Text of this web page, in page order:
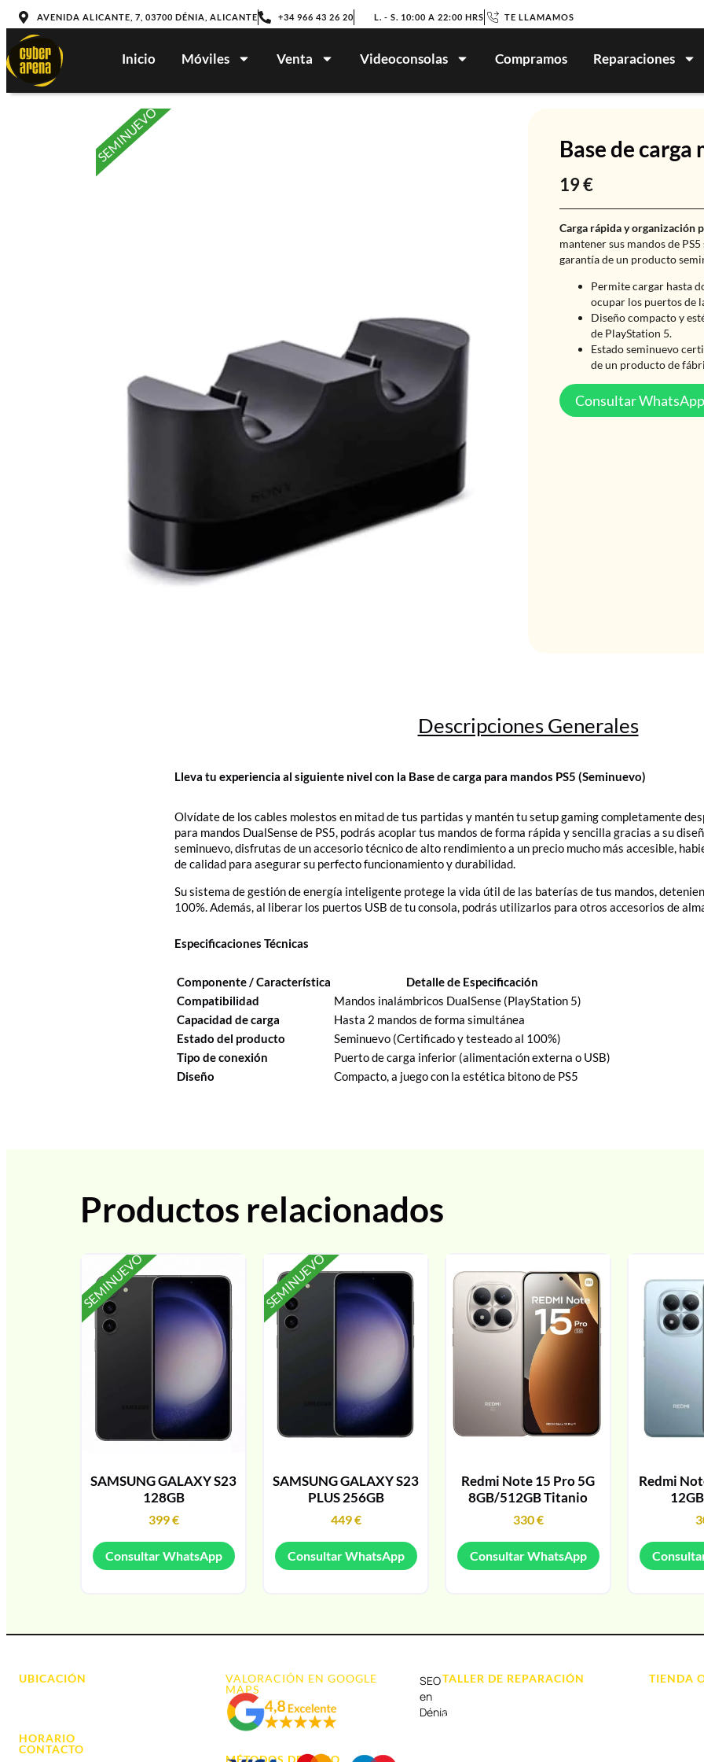
AVENIDA ALICANTE, 7, 03700 DÉNIA, ALICANTE +34 966 43 26 20 L. - S. 10:00 A 22:00 HRS TE LLAMAMOS
Inicio Móviles Venta Videoconsolas Compramos Reparaciones
SEMINUEVO Base de carga
19€
Carga rápida y organización
mantener sus mandos de
garantía de un producto
Permite cargar hasta
ocupar los puertos de
Diseño compacto y
de PlayStation 5.
Estado seminuevo
de un producto de
Consultar WhatsApp
Descripciones Generales
Lleva tu experiencia al siguiente nivel con la Base de carga para mandos PS5 (Seminuevo)
Olvídate de los cables molestos en mitad de tus partidas y mantén tu setup gaming completamente
para mandos DualSense de PS5, podrás acoplar tus mandos de forma rápida y sencilla gracias a su
seminuevo, disfrutas de un accesorio técnico de alto rendimiento a un precio mucho más accesible,
de calidad para asegurar su perfecto funcionamiento y durabilidad.
Su sistema de gestión de energía inteligente protege la vida útil de las baterías de tus mandos,
100%. Además, al liberar los puertos USB de tu consola, podrás utilizarlos para otros accesorios de
Especificaciones Técnicas
Componente / Característica
Detalle de Especificación
Compatibilidad
Mandos inalámbricos DualSense (PlayStation 5)
Capacidad de carga
Hasta 2 mandos de forma simultánea
Estado del producto
Seminuevo (Certificado y testeado al 100%)
Tipo de conexión
Puerto de carga inferior (alimentación externa o USB)
Diseño
Compacto, a juego con la estética bitono de PS5
Productos relacionados
SEMINUEVO
SAMSUNG GALAXY S23
128GB
399€
Consultar WhatsApp
SEMINUEVO
SAMSUNG GALAXY S23
PLUS 256GB
449€
Consultar WhatsApp
Redmi Note 15 Pro 5G
8GB/512GB Titanio
330€
Consultar WhatsApp
Redmi
UBICACIÓN
HORARIO
L. - S. 10:00h a 22:00h
CONTACTO
VALORACIÓN EN GOOGLE
MAPS
MÉTODOS DE PAGO
SEO
en
Dénia
TALLER DE REPARACIÓN
Reparación de Tablets
TIENDA